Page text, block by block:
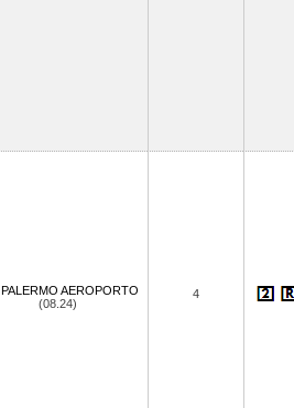
PALERMO AEROPORTO
(08.24)
4